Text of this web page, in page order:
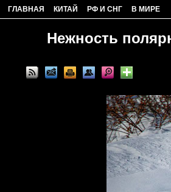
ГЛАВНАЯ КИТАЙ РФ И СНГ В МИРЕ
Нежность